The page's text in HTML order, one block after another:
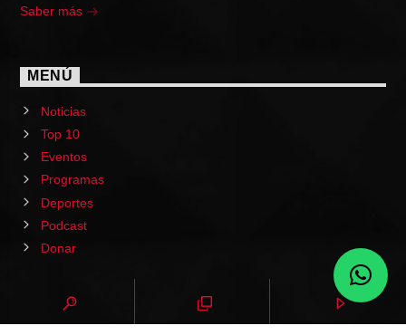
Saber más
MENÚ
Noticias
Top 10
Eventos
Programas
Deportes
Podcast
Donar